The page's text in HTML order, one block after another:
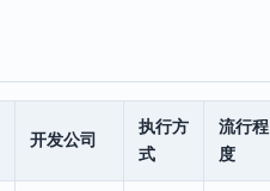
开发公司
执行方
式
流行程
度